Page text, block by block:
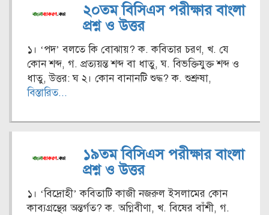
২০তম বিসিএস পরীক্ষার বাংলা
প্রশ্ন ও উত্তর
১। ‘পদ’ বলতে কি বোঝায়? ক. কবিতার চরণ, খ. যে
কোন শব্দ, গ. প্রত্যয়ন্ত শব্দ বা ধাতু, ঘ. বিভক্তিযুক্ত শব্দ ও
ধাতু, উত্তর: ঘ ২। কোন বানানটি শুদ্ধ? ক. শুশ্রুষা,
বিস্তারিত...
১৯তম বিসিএস পরীক্ষার বাংলা
প্রশ্ন ও উত্তর
১। ‘বিদ্রোহী’ কবিতাটি কাজী নজরুল ইসলামের কোন
কাব্যগ্রন্থের অন্তর্গত? ক. অগ্নিবীণা, খ. বিষের বাঁশী, গ.